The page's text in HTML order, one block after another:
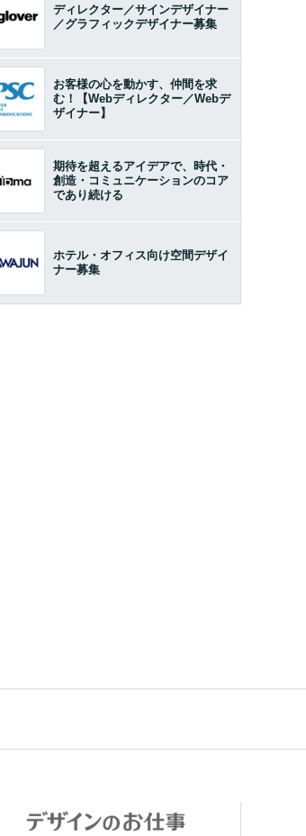
ディレクター／サインデザイナー
／グラフィックデザイナー募集
お客様の心を動かす、仲間を求
む！【Webディレクター／Webデ
ザイナー】
期待を超えるアイデアで、時代・
創造・コミュニケーションのコア
であり続ける
ホテル・オフィス向け空間デザイ
ナー募集